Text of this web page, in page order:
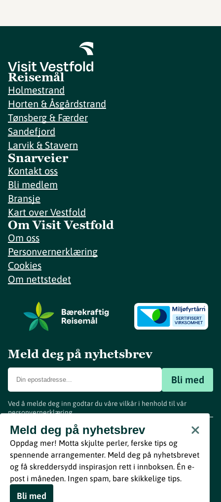
Reisemål
Holmestrand
Horten & Åsgårdstrand
Tønsberg & Færder
Sandefjord
Larvik & Stavern
Snarveier
Kontakt oss
Bli medlem
Bransje
Kart over Vestfold
Om Visit Vestfold
Om oss
Personvernerklæring
Cookies
Om nettstedet
Meld deg på nyhetsbrev
Bli med
Ved å melde deg inn godtar du våre vilkår i henhold til vår
personvernerklæring.
Meld deg på nyhetsbrev
Oppdag mer! Motta skjulte perler, ferske tips og
spennende arrangementer. Meld deg på nyhetsbrevet
og få skreddersydd inspirasjon rett i innboksen. Én e-
post i måneden. Ingen spam, bare skikkelige tips.
Bli med
www.visitvestfold.com
Turistinformasjon
Vestfold Fylkeskommune
ByBreakfast